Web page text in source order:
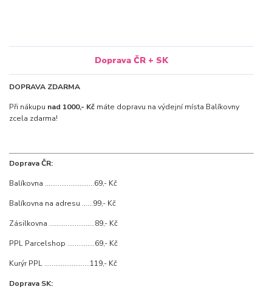
Doprava ČR + SK
DOPRAVA ZDARMA
Při nákupu nad 1000,- Kč máte dopravu na výdejní místa Balíkovny
zcela zdarma!
Doprava ČR:
Balíkovna ...........................69,- Kč
Balíkovna na adresu ......99,- Kč
Zásilkovna .........................89,- Kč
PPL Parcelshop ...............69,- Kč
Kurýr PPL .........................119,- Kč
Doprava SK: